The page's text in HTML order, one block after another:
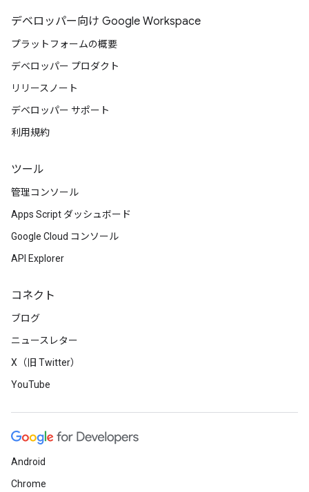
デベロッパー向け Google Workspace
プラットフォームの概要
デベロッパー プロダクト
リリースノート
デベロッパー サポート
利用規約
ツール
管理コンソール
Apps Script ダッシュボード
Google Cloud コンソール
API Explorer
コネクト
ブログ
ニュースレター
X（旧 Twitter）
YouTube
Android
Chrome